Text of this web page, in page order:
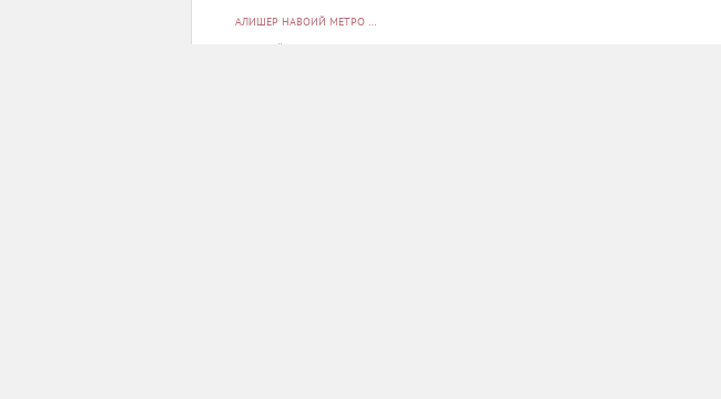
АЛИШЕР НАВОИЙ МЕТРО БЕКАТИ